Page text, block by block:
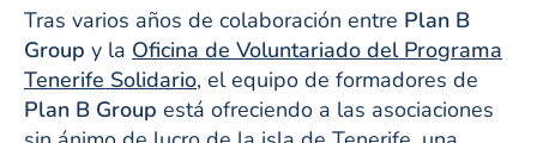
Tras varios años de colaboración entre Plan B
Group y la Oficina de Voluntariado del Programa
Tenerife Solidario, el equipo de formadores de
Plan B Group está ofreciendo a las asociaciones